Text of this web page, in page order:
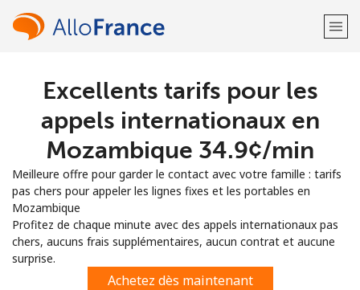
Bienvenue!
Vous avez déjà un compte?
S'enregistrer avec
ou
Excellents tarifs pour les
appels internationaux en
Mozambique ⁦34.9¢⁩/min
Meilleure offre pour garder le contact avec votre famille : tarifs
pas chers pour appeler les lignes fixes et les portables en
Mozambique
Profitez de chaque minute avec des appels internationaux pas
chers, aucuns frais supplémentaires, aucun contrat et aucune
surprise.
Achetez dès maintenant